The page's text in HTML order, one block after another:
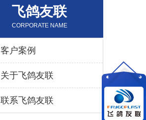
飞鸽友联
CORPORATE NAME
客户案例
关于飞鸽友联
联系飞鸽友联